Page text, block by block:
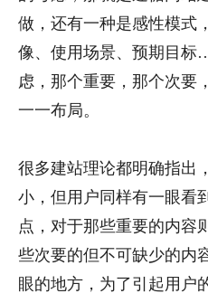
做，还有一种是感性模式
像、使用场景、预期目
虑，那个重要，那个次要
一一布局。
很多建站理论都明确指出
小，但用户同样有一眼看
点，对于那些重要的内容
些次要的但不可缺少的内
眼的地方，为了引起用户